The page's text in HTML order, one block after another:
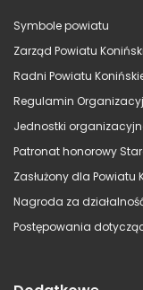
Symbole powiatu
Zarząd Powiatu
Radni Powiatu
Regulamin
Jednostki
Patronat honorowy
Zasłużony dla Powiatu
Nagroda za
Postępowania